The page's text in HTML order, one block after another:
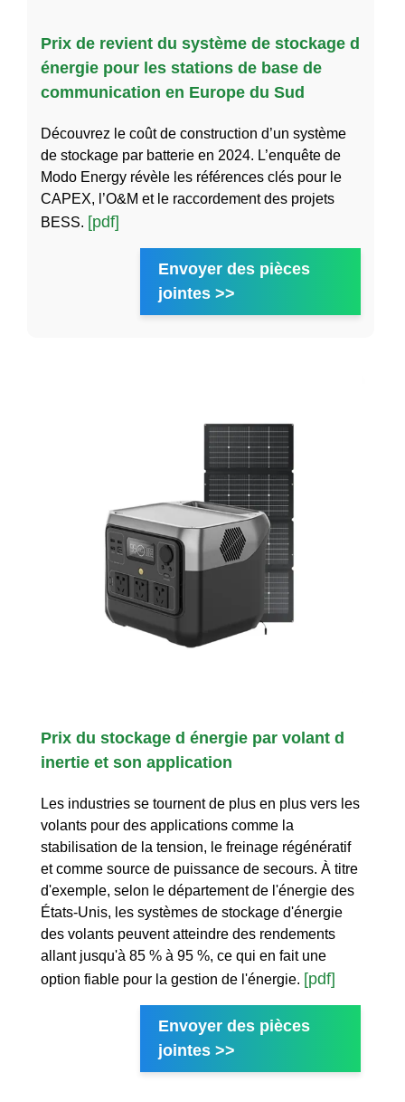
Prix de revient du système de stockage d
énergie pour les stations de base de
communication en Europe du Sud
Découvrez le coût de construction d’un système
de stockage par batterie en 2024. L’enquête de
Modo Energy révèle les références clés pour le
CAPEX, l’O&M et le raccordement des projets
BESS. [pdf]
Envoyer des pièces
jointes >>
Prix du stockage d énergie par volant d
inertie et son application
Les industries se tournent de plus en plus vers les
volants pour des applications comme la
stabilisation de la tension, le freinage régénératif
et comme source de puissance de secours. À titre
d'exemple, selon le département de l'énergie des
États-Unis, les systèmes de stockage d'énergie
des volants peuvent atteindre des rendements
allant jusqu'à 85 % à 95 %, ce qui en fait une
option fiable pour la gestion de l'énergie. [pdf]
Envoyer des pièces
jointes >>